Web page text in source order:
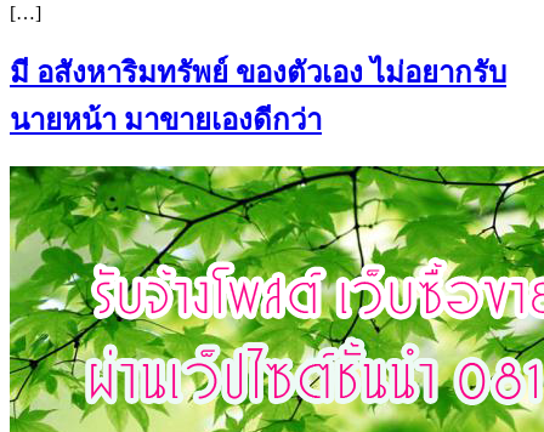
[…]
มี อสังหาริมทรัพย์ ของตัวเอง ไม่อยากรับ
นายหน้า มาขายเองดีกว่า